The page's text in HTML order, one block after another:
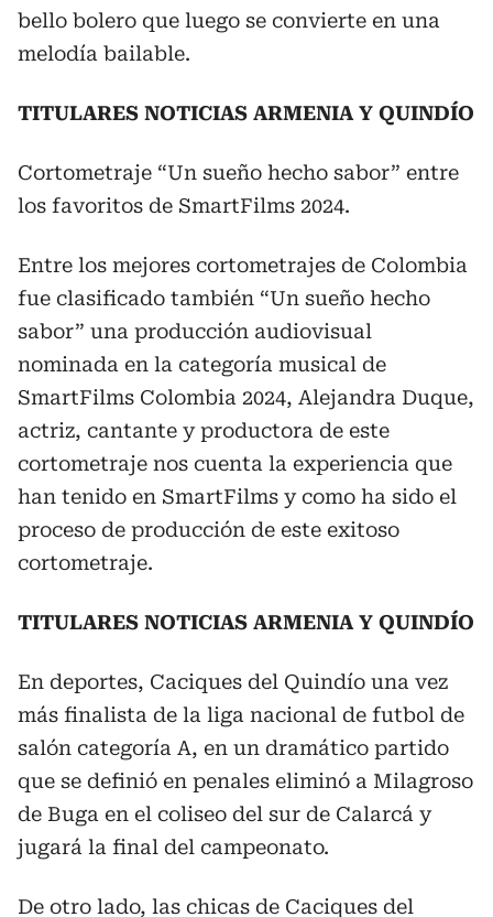
bello bolero que luego se convierte en una
melodía bailable.
TITULARES NOTICIAS ARMENIA Y QUINDÍO
Cortometraje “Un sueño hecho sabor” entre
los favoritos de SmartFilms 2024.
Entre los mejores cortometrajes de Colombia
fue clasificado también “Un sueño hecho
sabor” una producción audiovisual
nominada en la categoría musical de
SmartFilms Colombia 2024, Alejandra Duque,
actriz, cantante y productora de este
cortometraje nos cuenta la experiencia que
han tenido en SmartFilms y como ha sido el
proceso de producción de este exitoso
cortometraje.
TITULARES NOTICIAS ARMENIA Y QUINDÍO
En deportes, Caciques del Quindío una vez
más finalista de la liga nacional de futbol de
salón categoría A, en un dramático partido
que se definió en penales eliminó a Milagroso
de Buga en el coliseo del sur de Calarcá y
jugará la final del campeonato.
De otro lado, las chicas de Caciques del